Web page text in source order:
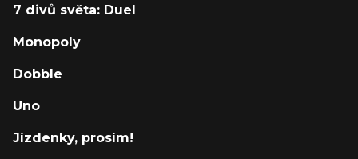
7 divů světa: Duel
Monopoly
Dobble
Uno
Jízdenky, prosím!